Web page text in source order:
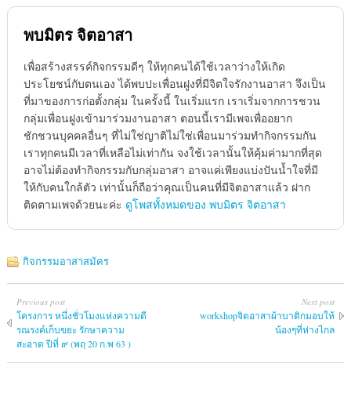
พบมิตร จิตอาสา
เพื่อสร้างสรรค์กิจกรรมดีๆ ให้ทุกคนได้ใช้เวลาว่างให้เกิด
ประโยชน์กับตนเอง ได้พบปะเพื่อนฝูงที่มีจิตใจรักงานอาสา จึงเป็น
ที่มาของการก่อตั้งกลุ่ม ในครั้งนี้ ในเริ่มแรก เราเริ่มจากการชวน
กลุ่มเพื่อนฝูงเข้ามาร่วมงานอาสา ตอนนี้เรามีเพจเพื่ออยาก
ชักชวนบุคคลอื่นๆ ที่ไม่ใช่ญาติไม่ใช่เพื่อนมาร่วมทำกิจกรรมกัน
เราทุกคนมีเวลาที่เหลือไม่เท่ากัน จงใช้เวลานั้นให้คุ้มค่ามากที่สุด
อาจไม่ต้องทำกิจกรรมกับกลุ่มอาสา อาจแค่เพียงแบ่งปันน้ำใจที่มี
ให้กับคนใกล้ตัว เท่านั้นก็ถือว่าคุณเป็นคนที่มีจิตอาสาแล้ว ฝาก
ติดตามเพจด้วยนะค่ะ ดูโพสทั้งหมดของ พบมิตร จิตอาสา
กิจกรรมอาสาสมัคร
Previous post
โครงการ หนึ่งชั่วโมงแห่งความดี
รณรงค์เก็บขยะ รักษาความ
สะอาด ปีที่ ๙ (พฤ 20 ก.พ 63 )
Next post
workshopจิตอาสาผ้าบาติกมอบให้
น้องๆที่ห่างไกล